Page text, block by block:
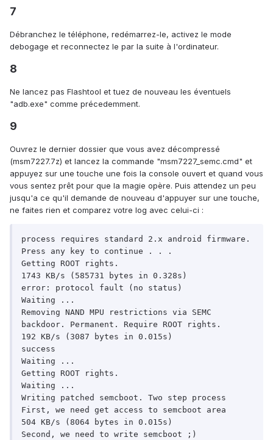
7
Débranchez le téléphone, redémarrez-le, activez le mode
debogage et reconnectez le par la suite à l'ordinateur.
8
Ne lancez pas Flashtool et tuez de nouveau les éventuels
"adb.exe" comme précedemment.
9
Ouvrez le dernier dossier que vous avez décompressé
(msm7227.7z) et lancez la commande "msm7227_semc.cmd" et
appuyez sur une touche une fois la console ouvert et quand vous
vous sentez prêt pour que la magie opère. Puis attendez un peu
jusqu'a ce qu'il demande de nouveau d'appuyer sur une touche,
ne faites rien et comparez votre log avec celui-ci :
process requires standard 2.x android firmware.
Press any key to continue . . .
Getting ROOT rights.
1743 KB/s (585731 bytes in 0.328s)
error: protocol fault (no status)
Waiting ...
Removing NAND MPU restrictions via SEMC
backdoor. Permanent. Require ROOT rights.
192 KB/s (3087 bytes in 0.015s)
success
Waiting ...
Getting ROOT rights.
Waiting ...
Writing patched semcboot. Two step process
First, we need get access to semcboot area
504 KB/s (8064 bytes in 0.015s)
Second, we need to write semcboot ;)